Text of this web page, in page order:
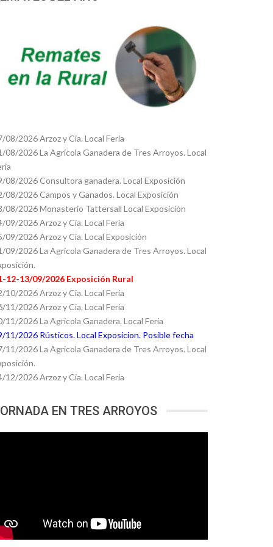
08/2026 Arzoz y Cia. Local Feria
08/2026 La Agrícola Ganadera de Tres Arroyos. Local
08/2026 Consultora ganadera. Local Exposición
08/2026 Campos y Ganados. Local Exposición
08/2026 Monasterio Tattersall Local Exposición
09/2026 Arzoz y Cia. Local Feria
09/2026 Arzoz y Cia. Local Exposición
09/2026 La Agricola Ganadera de Tres Arroyos. Local
12-13/09/2026 Exposición Rural
10/2026 Arzoz y Cia. Local Feria
11/2026 Arzoz y Cia. Local Feria
11/2026 La Agricola Ganadera. Local Feria
11/2026 Rústicos. Local Exposicion. Posible fecha
11/2026 La Agricola Ganadera de Tres Arroyos. Local
12/2026 Arzoz y Cia. Local Feria
EN TRES ARROYOS